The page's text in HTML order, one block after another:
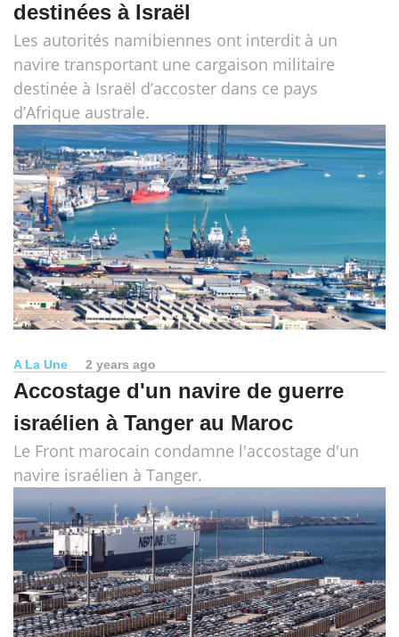
destinées à Israël
Les autorités namibiennes ont interdit à un
navire transportant une cargaison militaire
destinée à Israël d’accoster dans ce pays
d’Afrique australe.
A La Une 2 years ago
Accostage d'un navire de guerre
israélien à Tanger au Maroc
Le Front marocain condamne l'accostage d'un
navire israélien à Tanger.